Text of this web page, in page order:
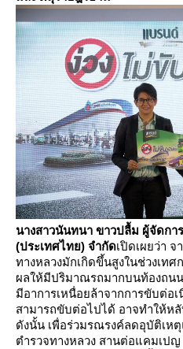
นางสาวนันทนา ขาวปลื้ม ผู้จัดก
(ประเทศไทย) จำกัดเปิดเผยว่า
ทางหลวงมักเกิดขึ้นสูงในช่วงเท
ผลให้มีปริมาณรถมากบนท้องถน
มีอาการเหนื่อยล้าจากการขับต่อ
สามารถขับต่อไปได้ อาจทำให้ห
ดังนั้น เพื่อร่วมรณรงค์ลดอุบัติเห
ตำรวจทางหลวง สานต่อแคมเป